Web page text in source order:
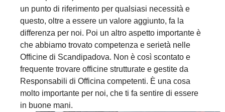
un punto di riferimento per qualsiasi necessità e
questo, oltre a essere un valore aggiunto, fa la
differenza per noi. Poi un altro aspetto importante è
che abbiamo trovato competenza e serietà nelle
Officine di Scandipadova. Non è così scontato e
frequente trovare officine strutturate e gestite da
Responsabili di Officina competenti. È una cosa
molto importante per noi, che ti fa sentire di essere
in buone mani.